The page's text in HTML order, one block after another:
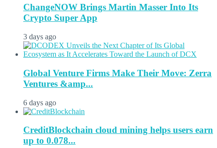
ChangeNOW Brings Martin Masser Into Its
Crypto Super App
3 days ago
Global Venture Firms Make Their Move: Zerra
Ventures &amp...
6 days ago
CreditBlockchain cloud mining helps users earn
up to 0.078...